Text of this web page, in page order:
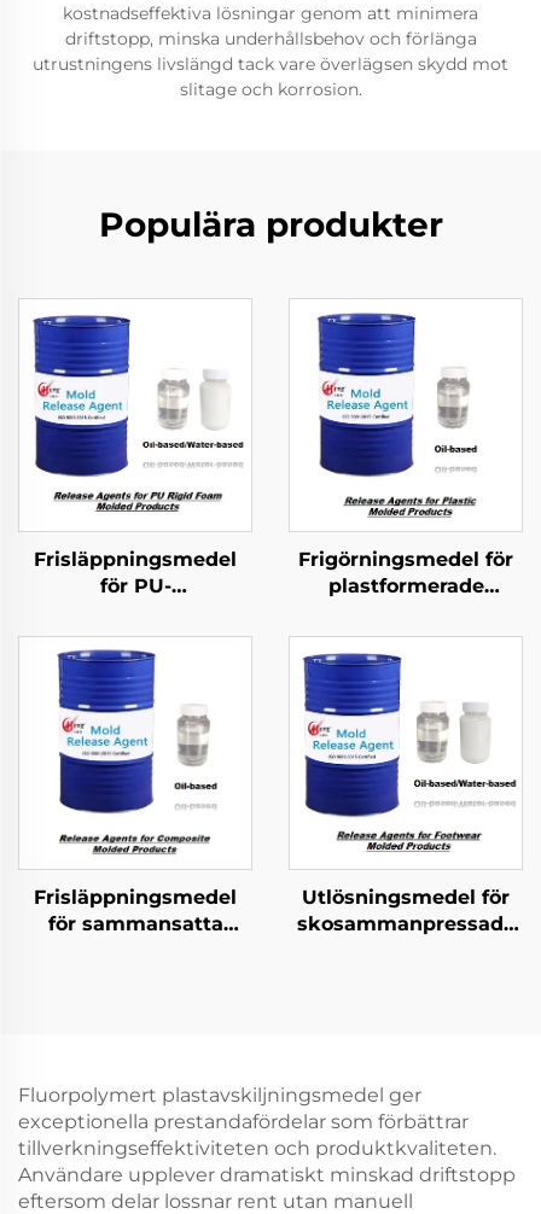
kostnadseffektiva lösningar genom att minimera
driftstopp, minska underhållsbehov och förlänga
utrustningens livslängd tack vare överlägsen skydd mot
slitage och korrosion.
Populära produkter
Frisläppningsmedel
för PU-
produkter
Frigörningsmedel för
plastformerade
Frisläppningsmedel
för sammansatta
Utlösningsmedel för
skosammanpressade
Fluorpolymert plastavskiljningsmedel ger
exceptionella prestandafördelar som förbättrar
tillverkningseffektiviteten och produktkvaliteten.
Användare upplever dramatiskt minskad driftstopp
eftersom delar lossnar rent utan manuell